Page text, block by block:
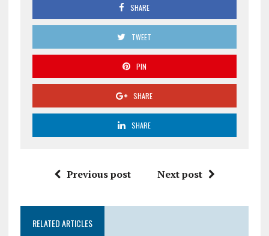
SHARE
TWEET
PIN
SHARE
SHARE
Previous post Next post
RELATED ARTICLES